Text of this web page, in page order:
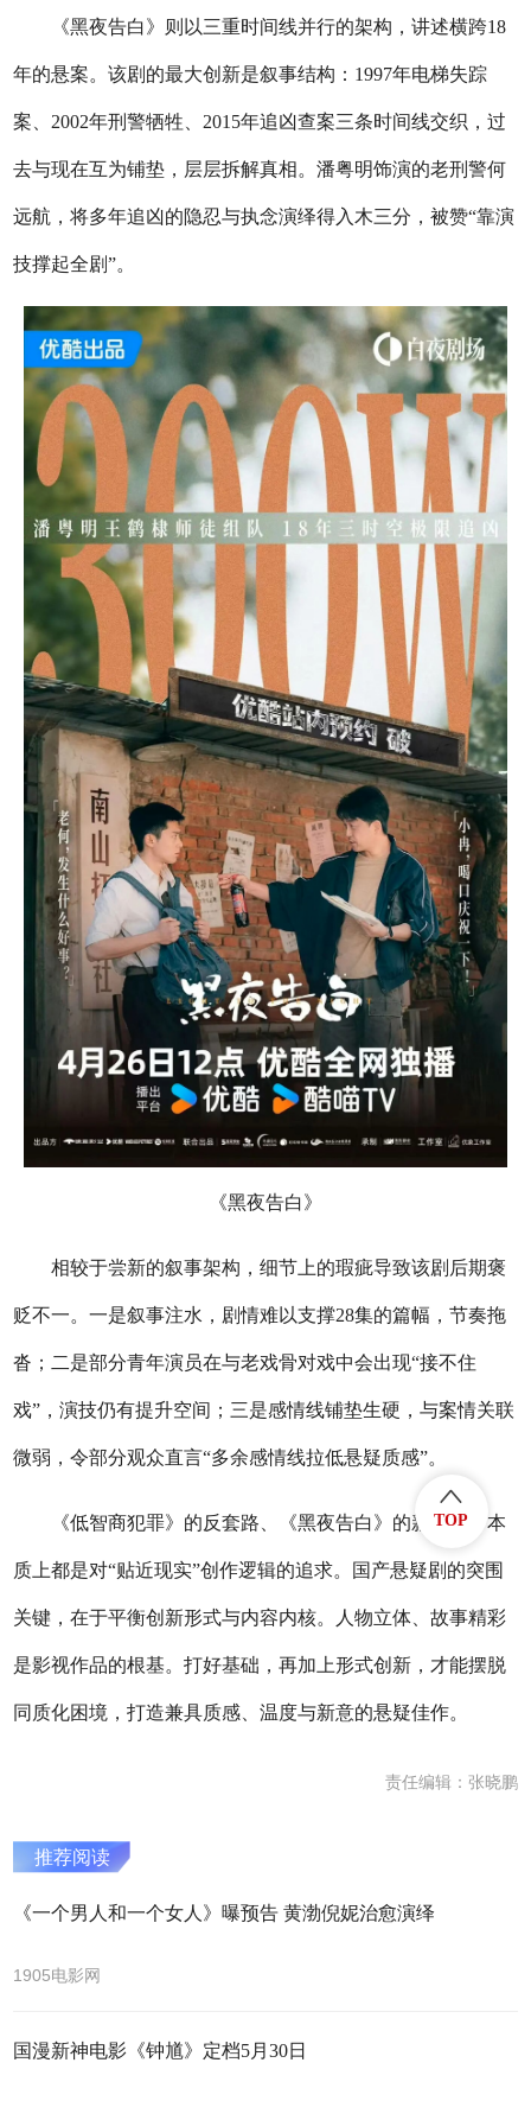
《黑夜告白》则以三重时间线并行的架构，讲述横跨18
年的悬案。该剧的最大创新是叙事结构：1997年电梯失踪
案、2002年刑警牺牲、2015年追凶查案三条时间线交织，过
去与现在互为铺垫，层层拆解真相。潘粤明饰演的老刑警何
远航，将多年追凶的隐忍与执念演绎得入木三分，被赞“靠演
技撑起全剧”。
《黑夜告白》
相较于尝新的叙事架构，细节上的瑕疵导致该剧后期褒
贬不一。一是叙事注水，剧情难以支撑28集的篇幅，节奏拖
沓；二是部分青年演员在与老戏骨对戏中会出现“接不住
戏”，演技仍有提升空间；三是感情线铺垫生硬，与案情关联
微弱，令部分观众直言“多余感情线拉低悬疑质感”。
《低智商犯罪》的反套路、《黑夜告白》的新叙事，本
质上都是对“贴近现实”创作逻辑的追求。国产悬疑剧的突围
关键，在于平衡创新形式与内容内核。人物立体、故事精彩
是影视作品的根基。打好基础，再加上形式创新，才能摆脱
同质化困境，打造兼具质感、温度与新意的悬疑佳作。
责任编辑：张晓鹏
推荐阅读
《一个男人和一个女人》曝预告 黄渤倪妮治愈演绎
1905电影网
国漫新神电影《钟馗》定档5月30日
TOP